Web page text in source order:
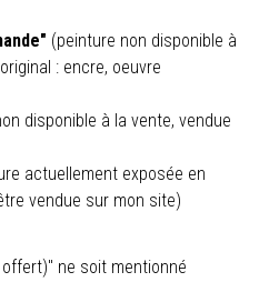
(peinture non disponible à
: encre, oeuvre
disponible à la vente, vendue
actuellement exposée en
vendue sur mon site)
ne soit mentionné